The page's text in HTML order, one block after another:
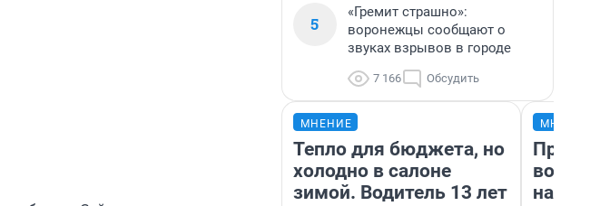
5
«Гремит страшно»:
воронежцы сообщают о
звуках взрывов в городе
7 166 Обсудить
МНЕНИЕ
Тепло для бюджета, но
холодно в салоне
зимой. Водитель 13 лет
нам